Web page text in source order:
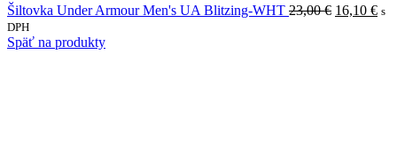
Šiltovka Under Armour Men's UA Blitzing-WHT 23,00€ Pôvodná
16,10 € s
DPH
Späť na produkty